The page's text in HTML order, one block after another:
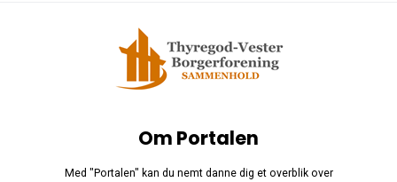
Om Portalen
Med "Portalen" kan du nemt danne dig et overblik over